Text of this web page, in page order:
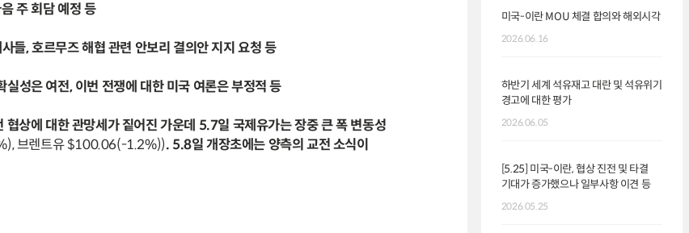
주 회담 예정 등
들, 호르무즈 해협 관련 안보리 결의안 지지 요청 등
성은 여전, 이번 전쟁에 대한 미국 여론은 부정적 등
협상에 대한 관망세가 짙어진 가운데 5.7일 국제유가는 장중 큰 폭 변동성
브렌트유 $100.06(-1.2%)). 5.8일 개장초에는 양측의 교전 소식이
미국-이란 MOU 체결 합의와 해외시각
2026.06.16
하반기 세계 석유재고 대란 및 석유위기
경고에 대한 평가
2026.06.05
[5.25] 미국-이란, 협상 진전 및 타결
기대가 증가했으나 일부사항 이견 등
2026.05.25